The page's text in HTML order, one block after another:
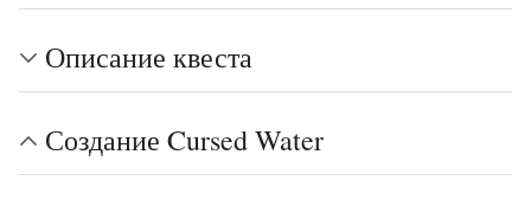
Описание квеста
Создание Cursed Water